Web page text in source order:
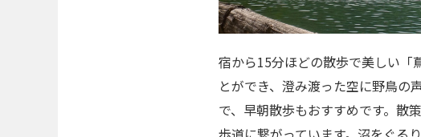
宿から15分ほどの散歩で美しい「
とができ、澄み渡った空に野鳥の
で、早朝散歩もおすすめです。散